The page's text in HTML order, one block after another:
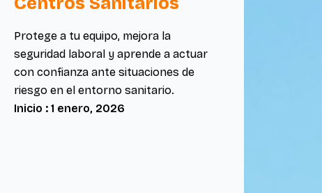
Protege a tu equipo, mejora la
seguridad laboral y aprende a actuar
con confianza ante situaciones de
riesgo en el entorno sanitario.
Inicio : 1 enero, 2026